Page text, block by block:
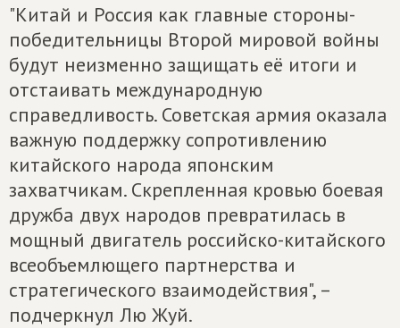
"Китай и Россия как главные стороны-
победительницы Второй мировой войны
будут неизменно защищать её итоги и
отстаивать международную
справедливость. Советская армия оказала
важную поддержку сопротивлению
китайского народа японским
захватчикам. Скрепленная кровью боевая
дружба двух народов превратилась в
мощный двигатель российско-китайского
всеобъемлющего партнерства и
стратегического взаимодействия", –
подчеркнул Лю Жуй.